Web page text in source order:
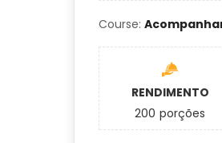
Course:
RENDIMENTO
200 porções